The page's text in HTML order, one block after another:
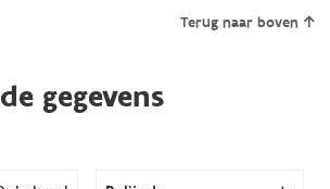
Terug naar boven
gegevens